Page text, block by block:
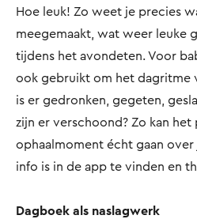
Hoe leuk! Zo weet je precies
meegemaakt, wat weer leuke
tijdens het avondeten. Voor
ook gebruikt om het dagritme
is er gedronken, gegeten,
zijn er verschoond? Zo kan
ophaalmoment écht gaan
info is in de app te vinden en
Dagboek als naslagwerk